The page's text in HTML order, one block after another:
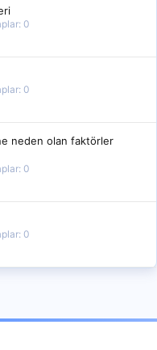
0
0
neden olan faktörler
0
0